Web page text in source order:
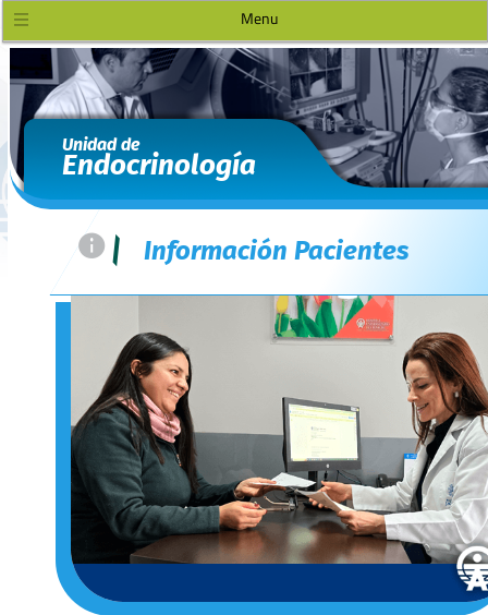
Menu
Unidad de
Endocrinología
= | Información Pacientes